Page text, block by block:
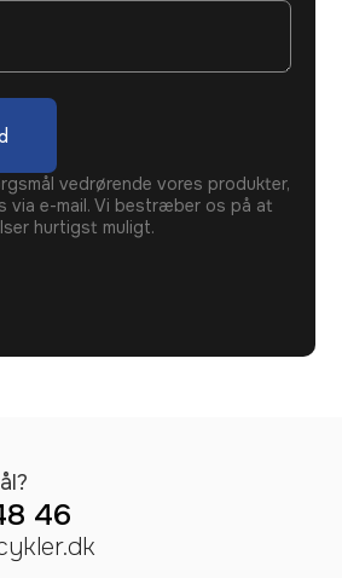
vedrørende vores produkter,
via e-mail. Vi bestræber os på at
hurtigst muligt.
46